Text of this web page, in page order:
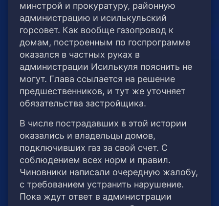
минстрой и прокуратуру, районную
администрацию и исилькульский
горсовет. Как вообще газопровод к
домам, построенным по госпрограмме
оказался в частных руках в
администрации Исилькуля пояснить не
могут. Глава ссылается на решение
предшественников, и тут же уточняет
обязательства застройщика.
В числе пострадавших в этой истории
оказались и владельцы домов,
подключивших газ за свой счет. С
соблюдением всех норм и правил.
Чиновники написали очередную жалобу,
с требованием устранить нарушение.
Пока ждут ответ в администрации